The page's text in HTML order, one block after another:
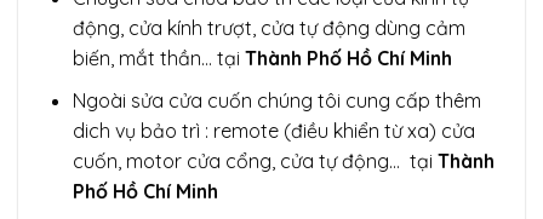
động, cửa kính trượt, cửa tự động dùng cảm
biến, mắt thần… tại Thành Phố Hồ Chí Minh
Ngoài sửa cửa cuốn chúng tôi cung cấp thêm
dich vụ bảo trì : remote (điều khiển từ xa) cửa
cuốn, motor cửa cổng, cửa tự động… tại Thành
Phố Hồ Chí Minh